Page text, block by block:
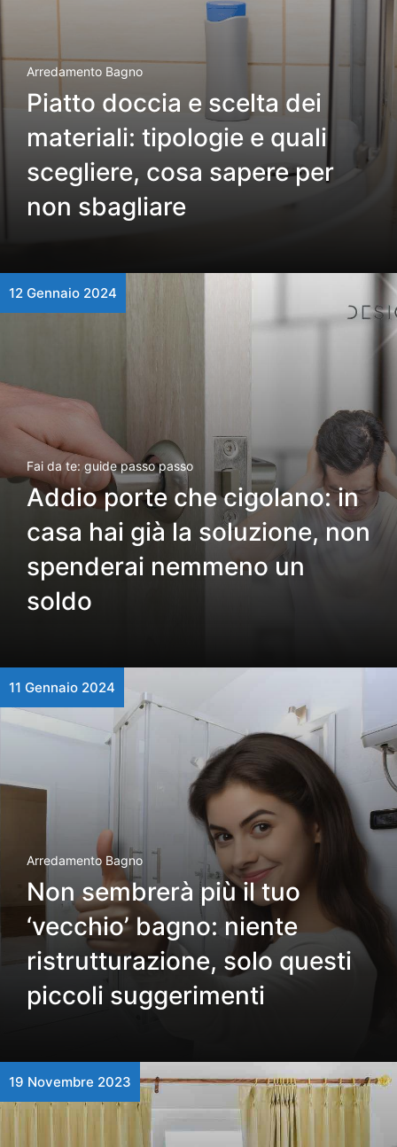
Arredamento Bagno
Piatto doccia e scelta dei
materiali: tipologie e quali
scegliere, cosa sapere per
non sbagliare
12 Gennaio 2024
Fai da te: guide passo passo
Addio porte che cigolano: in
casa hai già la soluzione, non
spenderai nemmeno un
soldo
11 Gennaio 2024
Arredamento Bagno
Non sembrerà più il tuo
‘vecchio’ bagno: niente
ristrutturazione, solo questi
piccoli suggerimenti
19 Novembre 2023